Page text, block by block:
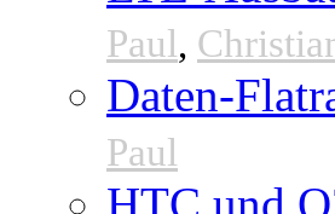
Paul,
Daten-
Paul